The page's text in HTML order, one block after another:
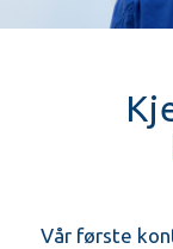
Vår første